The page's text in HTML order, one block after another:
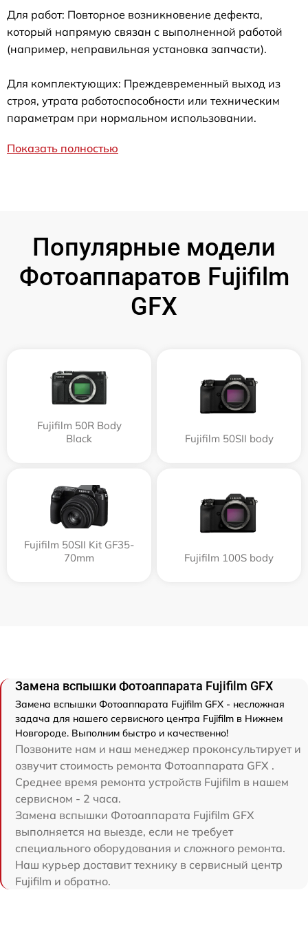
Для работ: Повторное возникновение дефекта,
который напрямую связан с выполненной работой
(например, неправильная установка запчасти).
Для комплектующих: Преждевременный выход из
строя, утрата работоспособности или техническим
параметрам при нормальном использовании.
Показать полностью
Популярные модели
Фотоаппаратов Fujifilm
GFX
Fujifilm 50R Body
Black
Fujifilm 50SII body
Fujifilm 50SII Kit GF35-
70mm
Fujifilm 100S body
Замена вспышки Фотоаппарата Fujifilm GFX
Замена вспышки Фотоаппарата Fujifilm GFX - несложная
задача для нашего сервисного центра Fujifilm в Нижнем
Новгороде. Выполним быстро и качественно!
Позвоните нам и наш менеджер проконсультирует и
озвучит стоимость ремонта Фотоаппарата GFX .
Среднее время ремонта устройств Fujifilm в нашем
сервисном - 2 часа.
Замена вспышки Фотоаппарата Fujifilm GFX
выполняется на выезде, если не требует
специального оборудования и сложного ремонта.
Наш курьер доставит технику в сервисный центр
Fujifilm и обратно.